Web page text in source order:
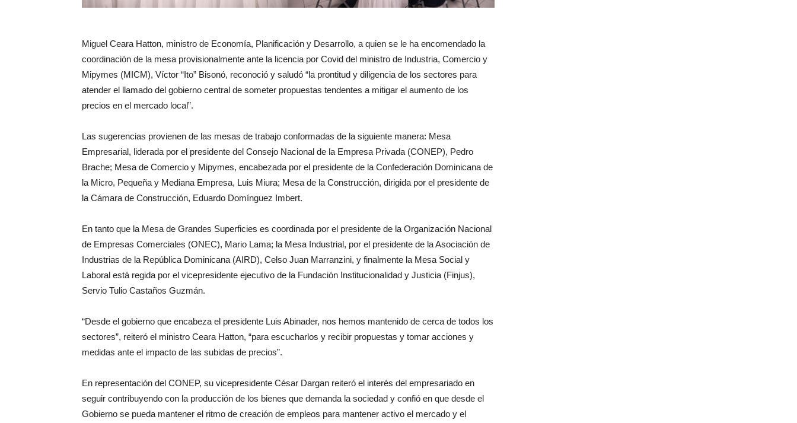
Miguel Ceara Hatton, ministro de Economía, Planificación y Desarrollo, a quien se le ha encomendado la
coordinación de la mesa provisionalmente ante la licencia por Covid del ministro de Industria, Comercio y
Mipymes (MICM), Víctor “Ito” Bisonó, reconoció y saludó “la prontitud y diligencia de los sectores para
atender el llamado del gobierno central de someter propuestas tendentes a mitigar el aumento de los
precios en el mercado local”.
Las sugerencias provienen de las mesas de trabajo conformadas de la siguiente manera: Mesa
Empresarial, liderada por el presidente del Consejo Nacional de la Empresa Privada (CONEP), Pedro
Brache; Mesa de Comercio y Mipymes, encabezada por el presidente de la Confederación Dominicana de
la Micro, Pequeña y Mediana Empresa, Luis Miura; Mesa de la Construcción, dirigida por el presidente de
la Cámara de Construcción, Eduardo Domínguez Imbert.
En tanto que la Mesa de Grandes Superficies es coordinada por el presidente de la Organización Nacional
de Empresas Comerciales (ONEC), Mario Lama; la Mesa Industrial, por el presidente de la Asociación de
Industrias de la República Dominicana (AIRD), Celso Juan Marranzini, y finalmente la Mesa Social y
Laboral está regida por el vicepresidente ejecutivo de la Fundación Institucionalidad y Justicia (Finjus),
Servio Tulio Castaños Guzmán.
“Desde el gobierno que encabeza el presidente Luis Abinader, nos hemos mantenido de cerca de todos los
sectores”, reiteró el ministro Ceara Hatton, “para escucharlos y recibir propuestas y tomar acciones y
medidas ante el impacto de las subidas de precios”.
En representación del CONEP, su vicepresidente César Dargan reiteró el interés del empresariado en
seguir contribuyendo con la producción de los bienes que demanda la sociedad y confió en que desde el
Gobierno se pueda mantener el ritmo de creación de empleos para mantener activo el mercado y el